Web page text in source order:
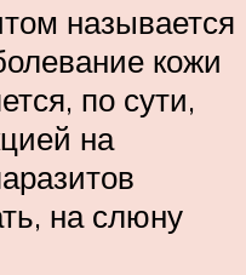
называется
кожи
по сути,
на
на слюну